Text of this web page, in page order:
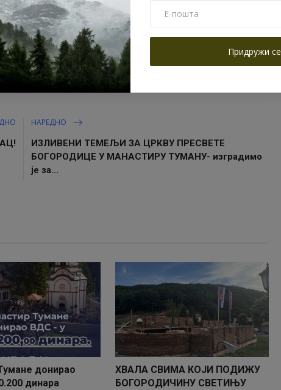
Придружи се
са братством
НАРЕДНО
ИЗЛИВЕНИ ТЕМЕЉИ ЗА ЦРКВУ ПРЕСВЕТЕ
БОГОРОДИЦЕ У МАНАСТИРУ ТУМАНУ- изградимо
је за...
донирао
динара
ХВАЛА СВИМА КОЈИ ПОДИЖУ
БОГОРОДИЧИНУ СВЕТИЊУ